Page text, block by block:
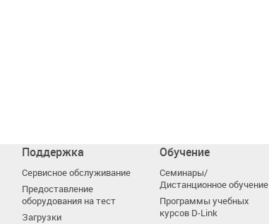
Поддержка
Сервисное обслуживание
Предоставление
оборудования на тест
Загрузки
Обучение
Семинары/
Дистанционное обучение
Программы учебных
курсов D-Link